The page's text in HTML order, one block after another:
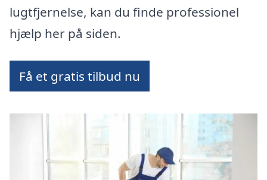
lugtfjernelse, kan du finde professionel
hjælp her på siden.
Få et gratis tilbud nu